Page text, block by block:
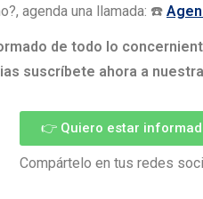
agenda una llamada: ☎️
de todo lo
suscríbete ahora a
👉 Quiero estar
Compártelo en tus redes